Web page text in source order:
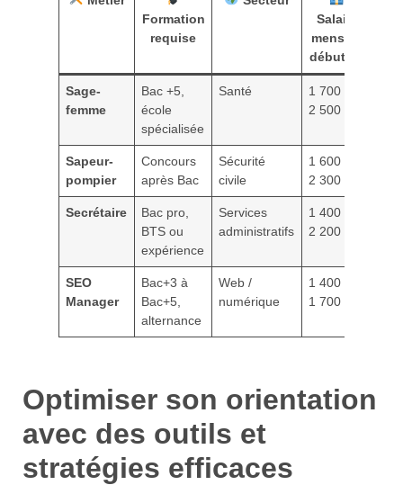
Formation
requise
Salaire
mensuel
débutant
Sage-
femme
Bac +5,
école
spécialisée
Santé
1 700 € –
2 500 €
Sapeur-
pompier
Concours
après Bac
Sécurité
civile
1 600 € –
2 300 €
Secrétaire
Bac pro,
BTS ou
expérience
Services
administratifs
1 400 € –
2 200 €
SEO
Manager
Bac+3 à
Bac+5,
alternance
Web /
numérique
1 400 € –
1 700 €
Optimiser son orientation
avec des outils et
stratégies efficaces